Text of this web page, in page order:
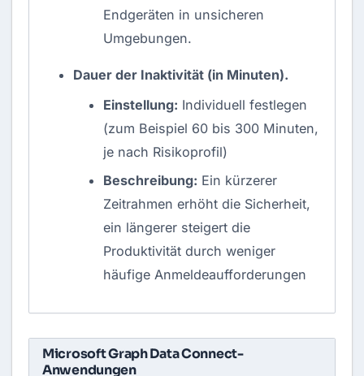
Endgeräten in unsicheren
Umgebungen.
Dauer der Inaktivität (in Minuten).
Einstellung: Individuell festlegen
(zum Beispiel 60 bis 300 Minuten,
je nach Risikoprofil)
Beschreibung: Ein kürzerer
Zeitrahmen erhöht die Sicherheit,
ein längerer steigert die
Produktivität durch weniger
häufige Anmeldeaufforderungen
Microsoft Graph Data Connect‎-
Anwendungen